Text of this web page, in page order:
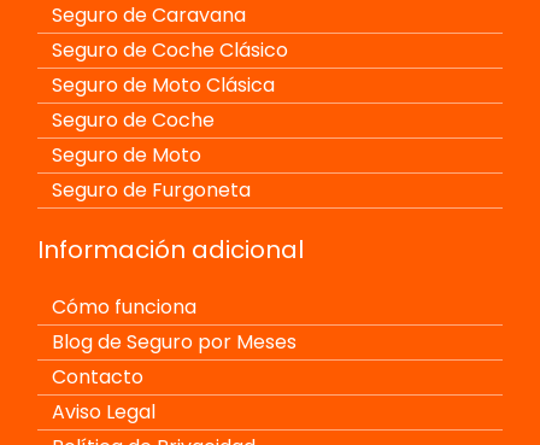
Seguro de Caravana
Seguro de Coche Clásico
Seguro de Moto Clásica
Seguro de Coche
Seguro de Moto
Seguro de Furgoneta
Información adicional
Cómo funciona
Blog de Seguro por Meses
Contacto
Aviso Legal